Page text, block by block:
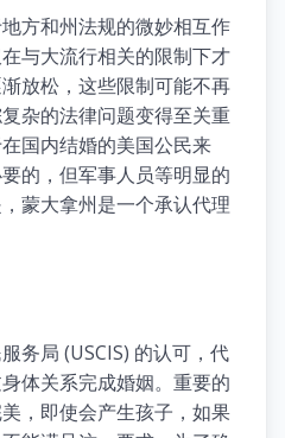
方和州法规的微妙相互作
与大流行相关的限制下才
放松，这些限制可能不再
杂的法律问题变得至关重
国内结婚的美国公民来
的，但军事人员等明显的
蒙大拿州是一个承认代理
务局 (USCIS) 的认可，代
体关系完成婚姻。重要的
，即使会产生孩子，如果